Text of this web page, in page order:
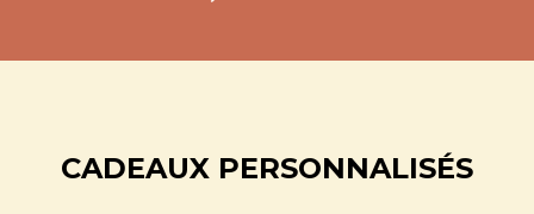
CADEAUX PERSONNALISÉS